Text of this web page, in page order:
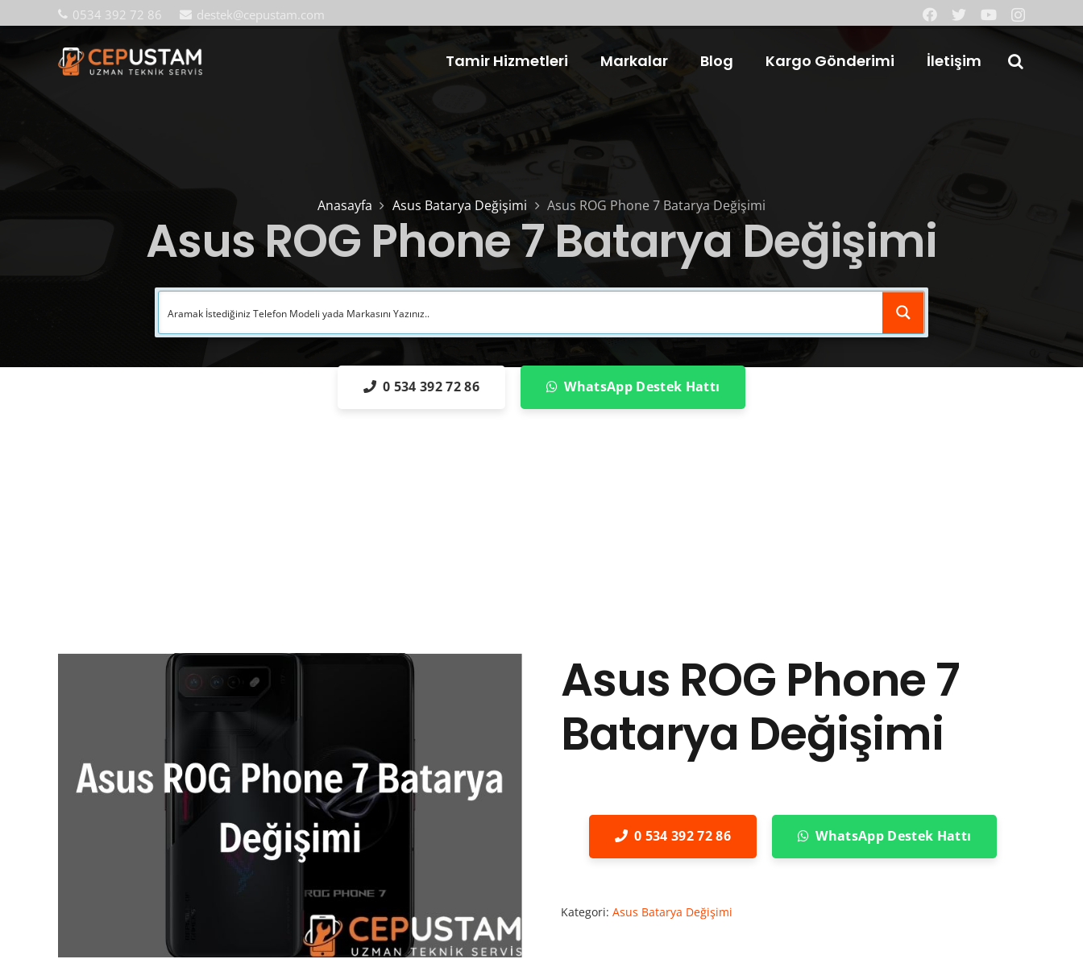
0534 392 72 86 destek@cepustam.com
Tamir Hizmetleri Markalar Blog Kargo Gönderimi İletişim
Anasayfa Asus Batarya Değişimi Asus ROG Phone 7 Batarya Değişimi
Asus ROG Phone 7 Batarya Değişimi
0 534 392 72 86 WhatsApp Destek Hattı
Asus ROG Phone 7
Batarya Değişimi
0 534 392 72 86 WhatsApp Destek Hattı
Kategori: Asus Batarya Değişimi